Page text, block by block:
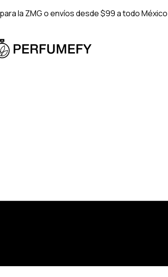
la ZMG o envíos desde $99 a todo